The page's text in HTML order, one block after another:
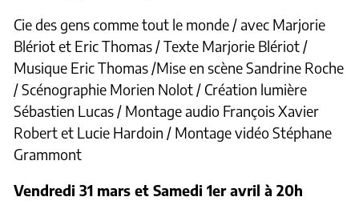
Cie des gens comme tout le monde / avec Marjorie
Blériot et Eric Thomas / Texte Marjorie Blériot /
Musique Eric Thomas /Mise en scène Sandrine Roche
/ Scénographie Morien Nolot / Création lumière
Sébastien Lucas / Montage audio François Xavier
Robert et Lucie Hardoin / Montage vidéo Stéphane
Grammont
Vendredi 31 mars et Samedi 1er avril à 20h